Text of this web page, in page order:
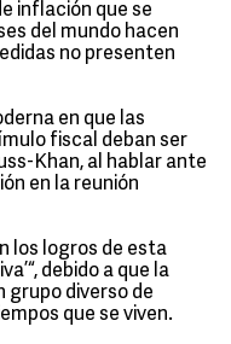
inflación que se
del mundo hacen
no presenten
en que las
fiscal deban ser
Khan, al hablar ante
en la reunión
los logros de esta
debido a que la
grupo diverso de
que se viven.